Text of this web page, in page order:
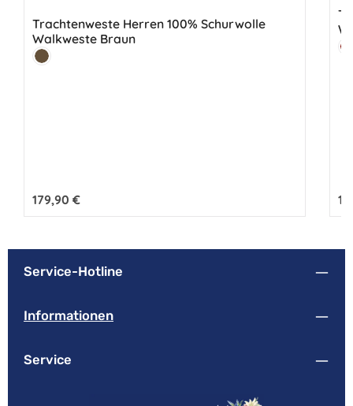
Trachtenweste Herren 100% Schurwolle
Walkweste Braun
Farbe:
Dunkelbraun
Regulärer Preis:
179,90 €
Service-Hotline
Informationen
Service